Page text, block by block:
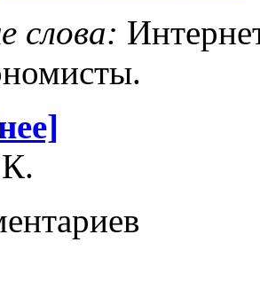
слова: